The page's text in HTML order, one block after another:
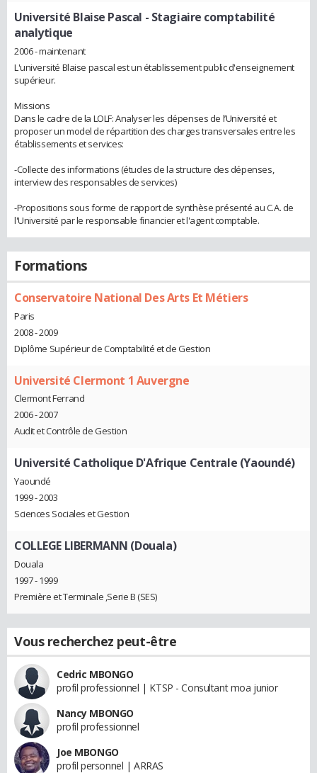
Université Blaise Pascal - Stagiaire comptabilité
analytique
2006 - maintenant
L'université Blaise pascal est un établissement public d'enseignement
supérieur.
Missions
Dans le cadre de la LOLF: Analyser les dépenses de l’Université et
proposer un model de répartition des charges transversales entre les
établissements et services:
-Collecte des informations (études de la structure des dépenses,
interview des responsables de services)
-Propositions sous forme de rapport de synthèse présenté au C.A. de
l'Université par le responsable financier et l'agent comptable.
Formations
Conservatoire National Des Arts Et Métiers
Paris
2008 - 2009
Diplôme Supérieur de Comptabilité et de Gestion
Université Clermont 1 Auvergne
Clermont Ferrand
2006 - 2007
Audit et Contrôle de Gestion
Université Catholique D'Afrique Centrale (Yaoundé)
Yaoundé
1999 - 2003
Sciences Sociales et Gestion
COLLEGE LIBERMANN (Douala)
Douala
1997 - 1999
Première et Terminale ,Serie B (SES)
Vous recherchez peut-être
Cedric MBONGO
profil professionnel | KTSP - Consultant moa junior
Nancy MBONGO
profil professionnel
Joe MBONGO
profil personnel | ARRAS